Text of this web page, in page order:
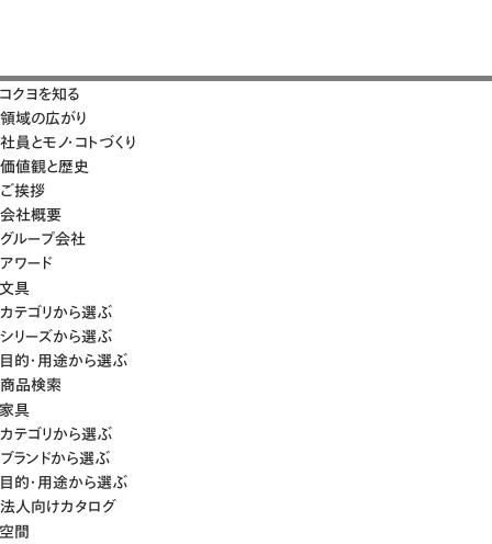
コクヨを知る
領域の広がり
社員とモノ・コトづくり
価値観と歴史
ご挨拶
会社概要
グループ会社
アワード
文具
カテゴリから選ぶ
シリーズから選ぶ
目的・用途から選ぶ
商品検索
家具
カテゴリから選ぶ
ブランドから選ぶ
目的・用途から選ぶ
法人向けカタログ
空間